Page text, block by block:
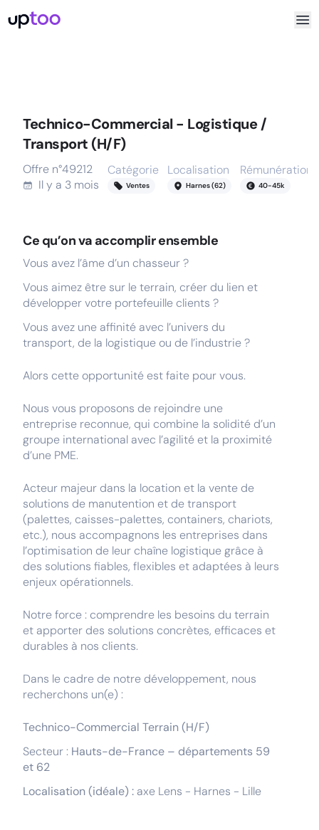
Technico-Commercial - Logistique /
Transport (H/F)
Offre n°49212
Il y a 3 mois
Catégorie
Ventes
Localisation
Harnes (62)
Rémunération
40-45k
Ce qu’on va accomplir ensemble
Vous avez l’âme d’un chasseur ?
Vous aimez être sur le terrain, créer du lien et
développer votre portefeuille clients ?
Vous avez une affinité avec l’univers du
transport, de la logistique ou de l’industrie ?
Alors cette opportunité est faite pour vous.
Nous vous proposons de rejoindre une
entreprise reconnue, qui combine la solidité d’un
groupe international avec l’agilité et la proximité
d’une PME.
Acteur majeur dans la location et la vente de
solutions de manutention et de transport
(palettes, caisses-palettes, containers, chariots,
etc.), nous accompagnons les entreprises dans
l’optimisation de leur chaîne logistique grâce à
des solutions fiables, flexibles et adaptées à leurs
enjeux opérationnels.
Notre force : comprendre les besoins du terrain
et apporter des solutions concrètes, efficaces et
durables à nos clients.
Dans le cadre de notre développement, nous
recherchons un(e) :
Technico-Commercial Terrain (H/F)
Secteur : Hauts-de-France – départements 59
et 62
Localisation (idéale) : axe Lens - Harnes - Lille